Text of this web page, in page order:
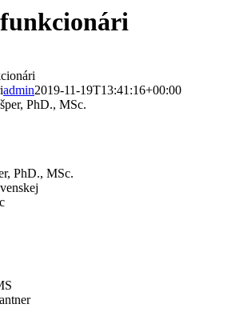
admin2019-11-19T13:41:16+00:00
PhD., MSc.